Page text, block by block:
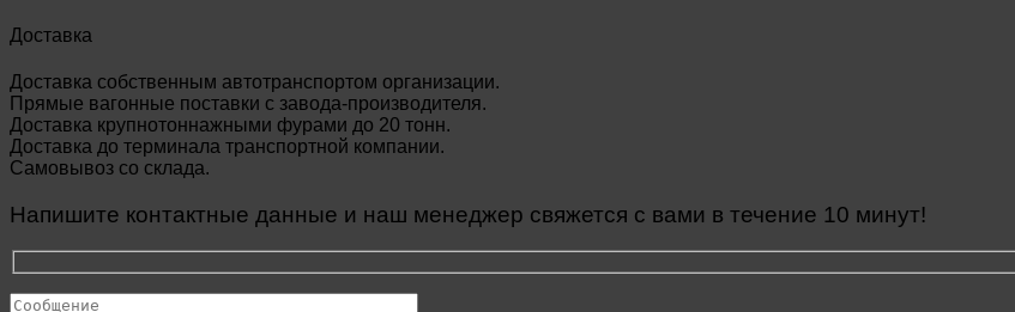
Доставка
Доставка собственным автотранспортом организации.
Прямые вагонные поставки с завода-производителя.
Доставка крупнотоннажными фурами до 20 тонн.
Доставка до терминала транспортной компании.
Самовывоз со склада.
Напишите контактные данные и наш менеджер свяжется с вами в течение 10 минут!